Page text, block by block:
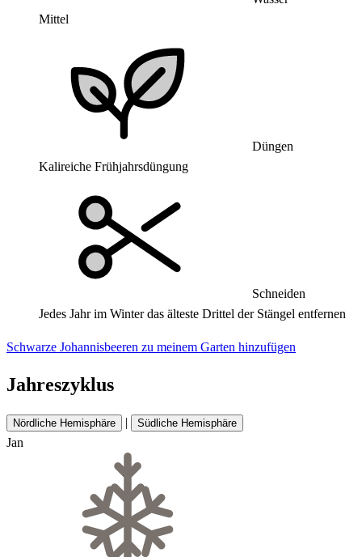
Mittel
Düngen
Kalireiche Frühjahrsdüngung
Schneiden
Jedes Jahr im Winter das älteste Drittel der Stängel entfernen
Schwarze Johannisbeeren zu meinem Garten hinzufügen
Jahreszyklus
Nördliche Hemisphäre | Südliche Hemisphäre
Jan